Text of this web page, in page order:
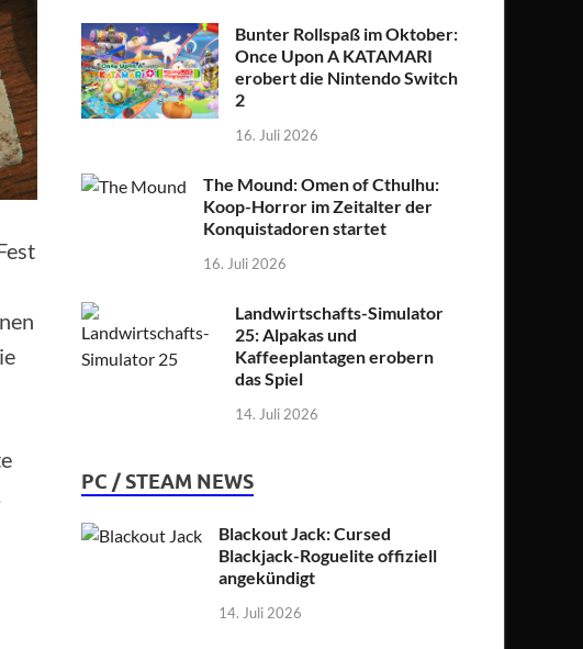
Bunter Rollspaß im Oktober:
Once Upon A KATAMARI
erobert die Nintendo Switch
2
16. Juli 2026
The Mound: Omen of Cthulhu:
Koop-Horror im Zeitalter der
Konquistadoren startet
16. Juli 2026
Landwirtschafts-Simulator
25: Alpakas und
Kaffeeplantagen erobern
das Spiel
14. Juli 2026
PC / STEAM NEWS
Blackout Jack: Cursed
Blackjack-Roguelite offiziell
angekündigt
14. Juli 2026